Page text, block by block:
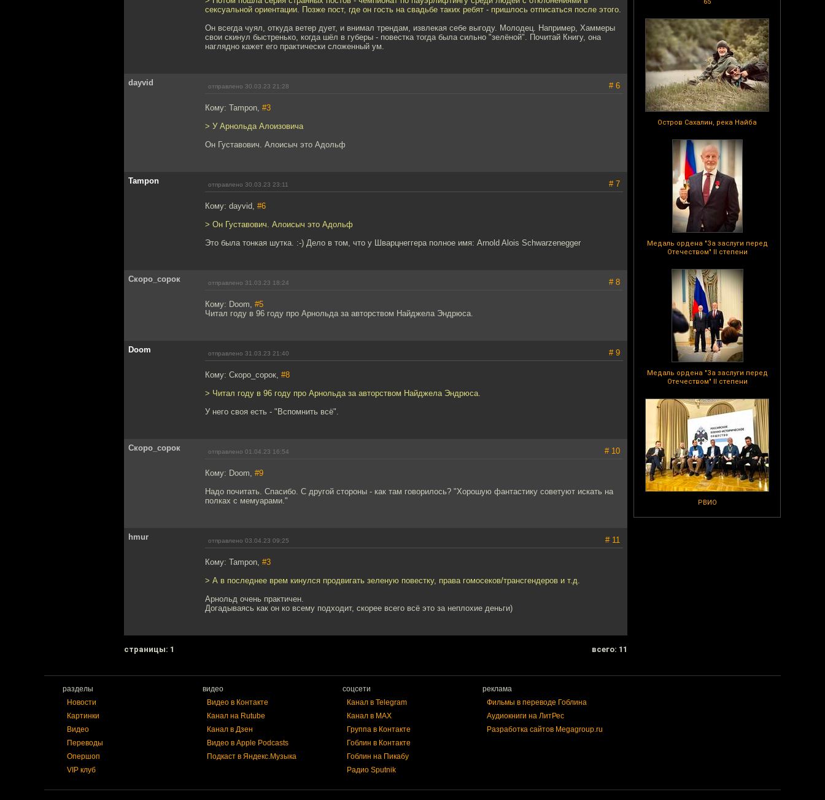
Остров Сахалин, река Найба
Медаль ордена "За заслуги перед
Отечеством" II степени
Медаль ордена "За заслуги перед
Отечеством" II степени
РВИО
сексуальной ориентации. Позже пост, где он гость на свадьбе таких ребят - пришлось отписаться после этого.
Он всегда чуял, откуда ветер дует, и внимал трендам, извлекая себе выгоду. Молодец. Например, Хаммеры
свои скинул быстренько, когда шёл в губеры - повестка тогда была сильно "зелёной". Почитай Книгу, она
наглядно кажет его практически сложенный ум.
dayvid отправлено 30.03.23 21:28 # 6
Кому: Tampon, #3
> У Арнольда Алоизовича
Он Густавович. Алоисыч это Адольф
Tampon отправлено 30.03.23 23:11 # 7
Кому: dayvid, #6
> Он Густавович. Алоисыч это Адольф
Это была тонкая шутка. :-) Дело в том, что у Шварцнеггера полное имя: Arnold Alois Schwarzenegger
Скоро_сорок отправлено 31.03.23 18:24 # 8
Кому: Doom, #5
Читал году в 96 году про Арнольда за авторством Найджела Эндрюса.
Doom отправлено 31.03.23 21:40 # 9
Кому: Скоро_сорок, #8
> Читал году в 96 году про Арнольда за авторством Найджела Эндрюса.
У него своя есть - "Вспомнить всё".
Скоро_сорок отправлено 01.04.23 16:54 # 10
Кому: Doom, #9
Надо почитать. Спасибо. С другой стороны - как там говорилось? "Хорошую фантастику советуют искать на
полках с мемуарами."
hmur отправлено 03.04.23 09:25 # 11
Кому: Tampon, #3
> А в последнее врем кинулся продвигать зеленую повестку, права гомосеков/трансгендеров и т.д.
Арнольд очень практичен.
Догадываясь как он ко всему подходит, скорее всего всё это за неплохие деньги)
cтраницы: 1 всего: 11
разделы
Новости
Картинки
Видео
Переводы
Опершоп
VIP клуб
видео
Видео в Контакте
Канал на Rutube
Канал в Дзен
Видео в Apple Podcasts
Подкаст в Яндекс.Музыка
соцсети
Канал в Telegram
Канал в MAX
Группа в Контакте
Гоблин в Контакте
Гоблин на Пикабу
Радио Sputnik
реклама
Фильмы в переводе Гоблина
Аудиокниги на ЛитРес
Разработка сайтов Megagroup.ru